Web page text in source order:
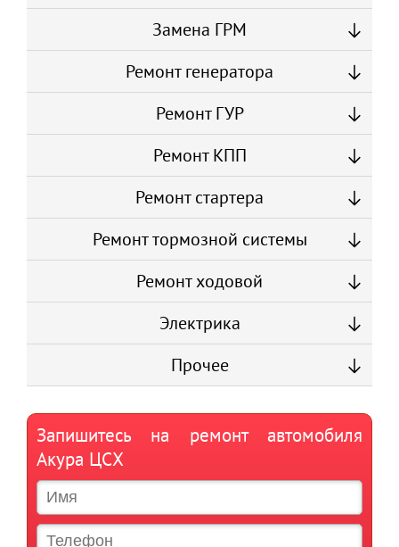
Замена ГРМ
Ремонт генератора
Ремонт ГУР
Ремонт КПП
Ремонт стартера
Ремонт тормозной системы
Ремонт ходовой
Электрика
Прочее
Запишитесь на ремонт автомобиля
Акура ЦСХ